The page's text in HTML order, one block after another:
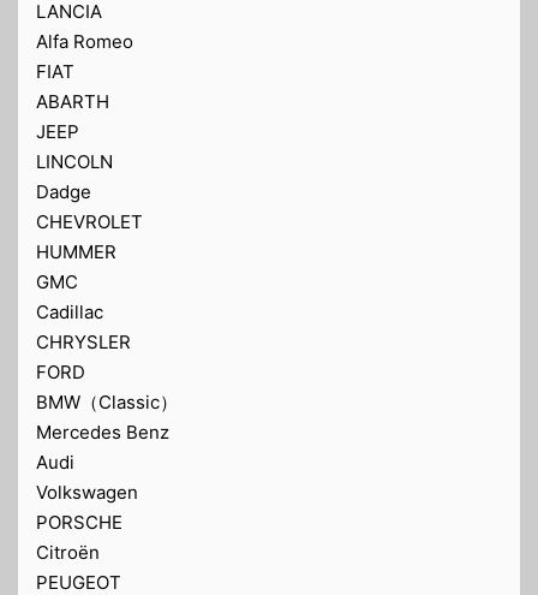
LANCIA
Alfa Romeo
FIAT
ABARTH
JEEP
LINCOLN
Dadge
CHEVROLET
HUMMER
GMC
Cadillac
CHRYSLER
FORD
BMW（Classic）
Mercedes Benz
Audi
Volkswagen
PORSCHE
Citroën
PEUGEOT